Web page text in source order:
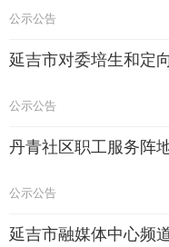
公示公告
延吉市对委培生和定
公示公告
丹青社区职工服务阵
公示公告
延吉市融媒体中心频